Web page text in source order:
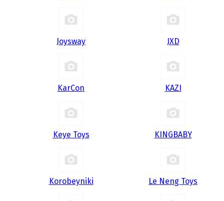
Joysway JXD
KarCon KAZI
Keye Toys KINGBABY
Korobeyniki Le Neng Toys